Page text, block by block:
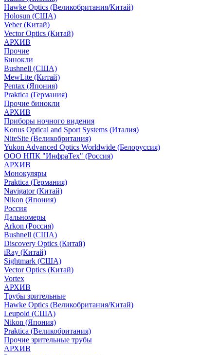
Hawke Optics (Великобритания/Китай)
Holosun (США)
Veber (Китай)
Vector Optics (Китай)
АРХИВ
Прочие
Бинокли
Bushnell (США)
MewLite (Китай)
Pentax (Япония)
Praktica (Германия)
Прочие бинокли
АРХИВ
Приборы ночного видения
Konus Optical and Sport Systems (Италия)
NiteSite (Великобритания)
Yukon Advanced Optics Worldwide (Белоруссия)
ООО НПК "ИнфраТех" (Россия)
АРХИВ
Монокуляры
Praktica (Германия)
Navigator (Китай)
Nikon (Япония)
Россия
Дальномеры
Arkon (Россия)
Bushnell (США)
Discovery Optics (Китай)
iRay (Китай)
Sightmark (США)
Vector Optics (Китай)
Vortex
АРХИВ
Трубы зрительные
Hawke Optics (Великобритания/Китай)
Leupold (США)
Nikon (Япония)
Praktica (Великобритания)
Прочие зрительные трубы
АРХИВ